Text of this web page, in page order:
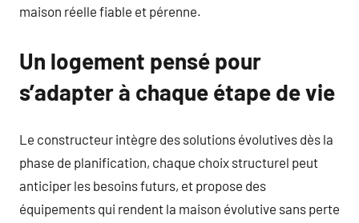
maison réelle fiable et pérenne.
Un logement pensé pour
s’adapter à chaque étape de vie
Le constructeur intègre des solutions évolutives dès la
phase de planification, chaque choix structurel peut
anticiper les besoins futurs, et propose des
équipements qui rendent la maison évolutive sans perte